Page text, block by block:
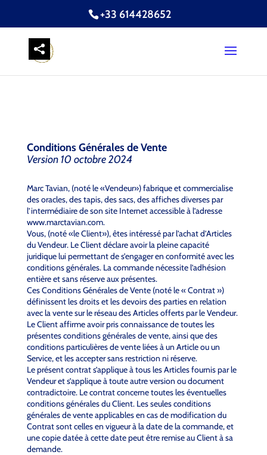
+33 614428652
Conditions Générales de Vente
Version 10 octobre 2024
Marc Tavian, (noté le «Vendeur») fabrique et commercialise
des oracles, des tapis, des sacs, des affiches diverses par
l’intermédiaire de son site Internet accessible à l’adresse
www.marctavian.com.
Vous, (noté «le Client»), êtes intéressé par l’achat d’Articles
du Vendeur. Le Client déclare avoir la pleine capacité
juridique lui permettant de s’engager en conformité avec les
conditions générales. La commande nécessite l’adhésion
entière et sans réserve aux présentes.
Ces Conditions Générales de Vente (noté le « Contrat »)
définissent les droits et les devoirs des parties en relation
avec la vente sur le réseau des Articles offerts par le Vendeur.
Le Client affirme avoir pris connaissance de toutes les
présentes conditions générales de vente, ainsi que des
conditions particulières de vente liées à un Article ou un
Service, et les accepter sans restriction ni réserve.
Le présent contrat s’applique à tous les Articles fournis par le
Vendeur et s’applique à toute autre version ou document
contradictoire. Le contrat concerne toutes les éventuelles
conditions générales du Client. Les seules conditions
générales de vente applicables en cas de modification du
Contrat sont celles en vigueur à la date de la commande, et
une copie datée à cette date peut être remise au Client à sa
demande.